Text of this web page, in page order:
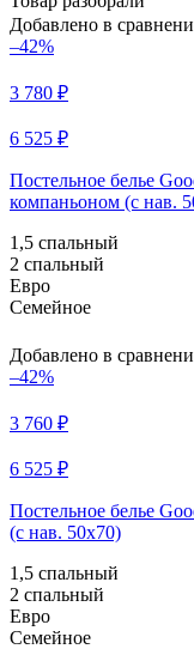
Добавлено в
–42%
3 780 ₽
6 525 ₽
Постельное белье
компаньоном (с нав.
1,5 спальный
2 спальный
Евро
Семейное
Добавлено в
–42%
3 760 ₽
6 525 ₽
Постельное белье
(с нав. 50х70)
1,5 спальный
2 спальный
Евро
Семейное